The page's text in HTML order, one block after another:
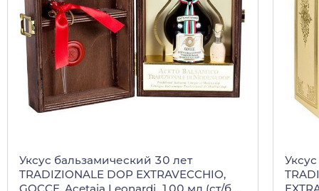
Уксус бальзамический 30 лет
TRADIZIONALE DOP EXTRAVECCHIO,